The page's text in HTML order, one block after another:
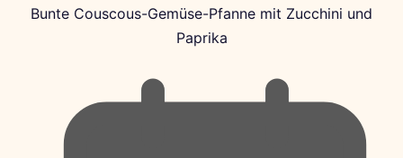
Bunte Couscous-Gemüse-Pfanne mit Zucchini und
Paprika